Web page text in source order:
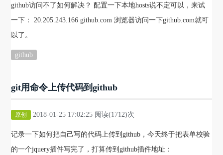
github访问不了如何解决？ 配置一下本地hosts说不定可以，来试
一下： 20.205.243.166 github.com 浏览器访问一下github.com就可
以了。
github
git用命令上传代码到github
原创 2018-01-25 17:02:25 阅读(1712)次
记录一下如何把自己写的代码上传到github，今天终于把表单校验
的一个jquery插件写完了，打算传到github插件地址：